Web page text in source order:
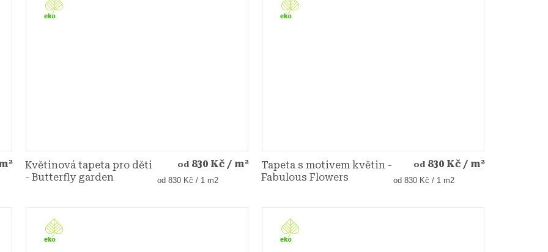
Květinová tapeta pro děti
- Butterfly garden
od 830 Kč / m²
Měrná
od 830 Kč / 1 m2
Tapeta s motivem květin -
Fabulous Flowers
od 830 Kč / m²
Měrná
od 830 Kč / 1 m2